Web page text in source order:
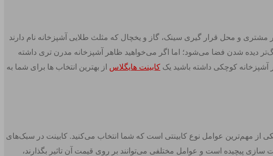
مشتری و محل قرار گیری سینک، گاز و یخچال که مثلث طلایی آشپزخانه نام دارند
دیده شدن فضا می‌شود؛ اما اگر می‌خواهید ظاهر آشپزخانه مدرن‌ تری داشته
آشپزخانه کوچکی داشته باشید یک کابینت هایگلاس از بهترین انتخاب ها برای شما به
از مهم‌ترین عوامل نوع کابینتی است که شما انتخاب می‌کنید. کابینت در سبک‌های
پیچیده است و عوامل مختلفی می‌توانند بر روی قیمت آن تاثیر بگذارند،